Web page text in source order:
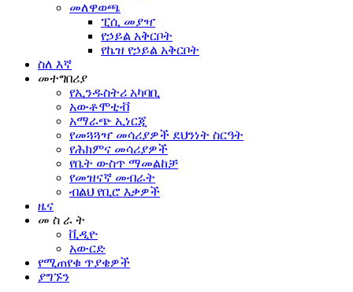
መለዋወጫ
ፒሲ መያዣ
የኃይል አቅርቦት
የኬዝ የኃይል አቅርቦት
ስለ እኛ
መተግበሪያ
የኢንዱስትሪ አካባቢ
አውቶሞቲቭ
አማራጭ ኢነርጂ
የመጓጓዣ መሳሪያዎች ደህንነት ስርዓት
የሕክምና መሳሪያዎች
የቤት ውስጥ ማመልከቻ
የመዝናኛ መብራት
ብልህ የቢሮ እቃዎች
ዜና
መ ስ ራ ት
ቪዲዮ
አውርድ
የሚጠየቁ ጥያቄዎች
ያግኙን